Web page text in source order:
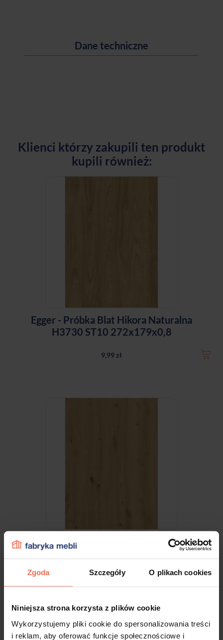
Zgoda Szczegóły O plikach cookies
Niniejsza strona korzysta z plików cookie
Wykorzystujemy pliki cookie do spersonalizowania treści
i reklam, aby oferować funkcje społecznościowe i
Dane techniczne
Klienci którzy zakupili ten produkt
kupili również:
Egger - Próbka Blat Hikora Naturalna
H3730 ST10 272x179x0,8
9,99 zł
Egger - Próbka Dąb Dziki naturalny H1318
9,99 zł